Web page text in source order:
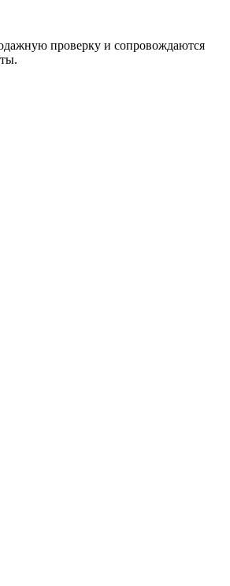
проверку и сопровождаются